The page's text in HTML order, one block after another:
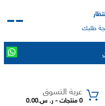
طلبك
عربة التسوق
0 منتجات - ر. س.0.00